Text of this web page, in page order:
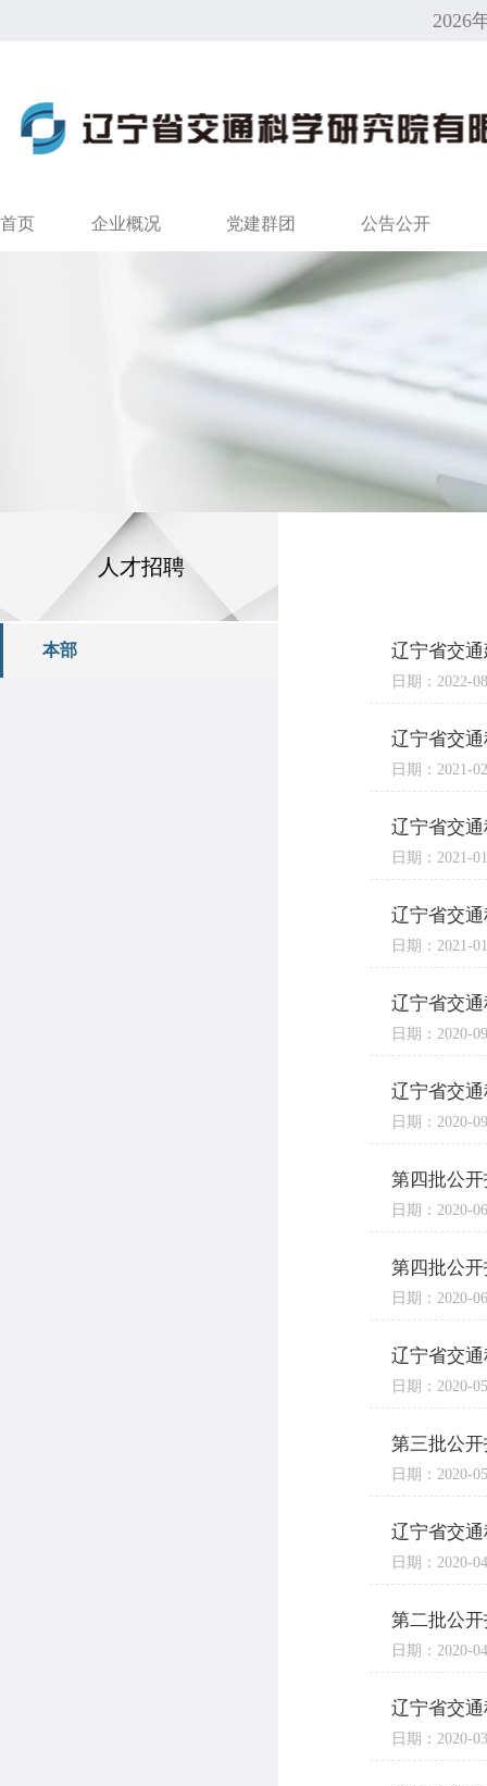
2026
首页 企业概况 党建群团 公告公开
人才招聘
本部 辽宁省交
日期：2022-
辽宁省交
日期：2021-
辽宁省交
日期：2021-
辽宁省交
日期：2021-
辽宁省交
日期：2020-
辽宁省交
日期：2020-
第四批公
日期：2020-
第四批公
日期：2020-
辽宁省交
日期：2020-
第三批公
日期：2020-
辽宁省交
日期：2020-
第二批公
日期：2020-
辽宁省交
日期：2020-